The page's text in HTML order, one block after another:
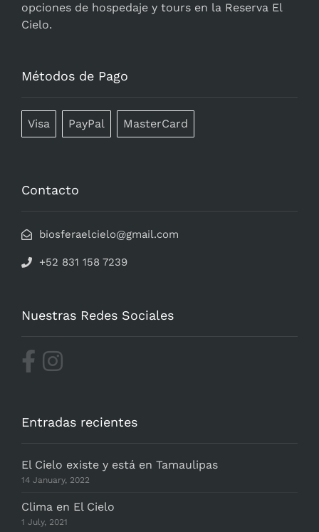
opciones de hospedaje y tours en la Reserva El
Cielo.
Métodos de Pago
Visa PayPal MasterCard
Contacto
biosferaelcielo@gmail.com
+52 831 158 7239
Nuestras Redes Sociales
Entradas recientes
El Cielo existe y está en Tamaulipas
14 January, 2022
Clima en El Cielo
1 July, 2021